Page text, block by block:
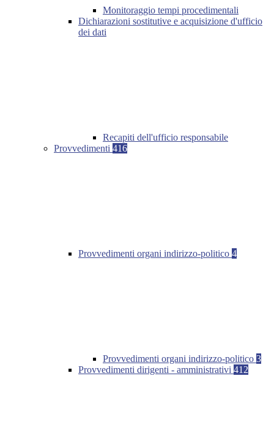
Monitoraggio tempi procedimentali
Dichiarazioni sostitutive e acquisizione d'ufficio
dei dati
Recapiti dell'ufficio responsabile
Provvedimenti 416
Provvedimenti organi indirizzo-politico 4
Provvedimenti organi indirizzo-politico 3
Provvedimenti dirigenti - amministrativi 412